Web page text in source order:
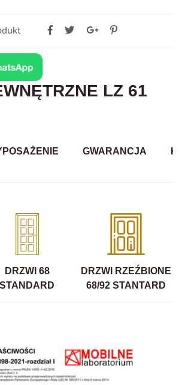
LZ 61
GWARANCJA
DRZWI 68
STANDARD
DRZWI RZEŹBIONE
68/92 STANTARD